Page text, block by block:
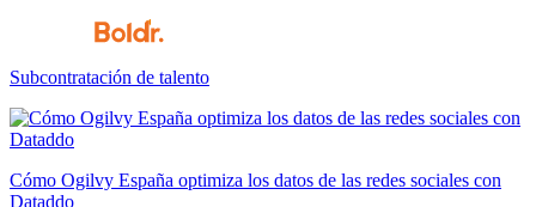
Subcontratación de talento
Cómo Ogilvy España optimiza los datos de las redes sociales con
Dataddo